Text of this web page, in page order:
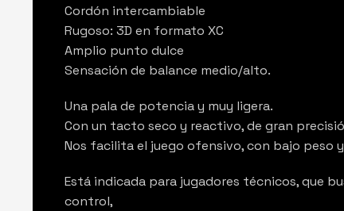
Cordón intercambiable
Rugoso: 3D en formato XC
Amplio punto dulce
Sensación de balance medio/alto.
Una pala de potencia y muy ligera.
Con un tacto seco y reactivo, de gran
Nos facilita el juego ofensivo, con bajo peso
Está indicada para jugadores técnicos, que
control,